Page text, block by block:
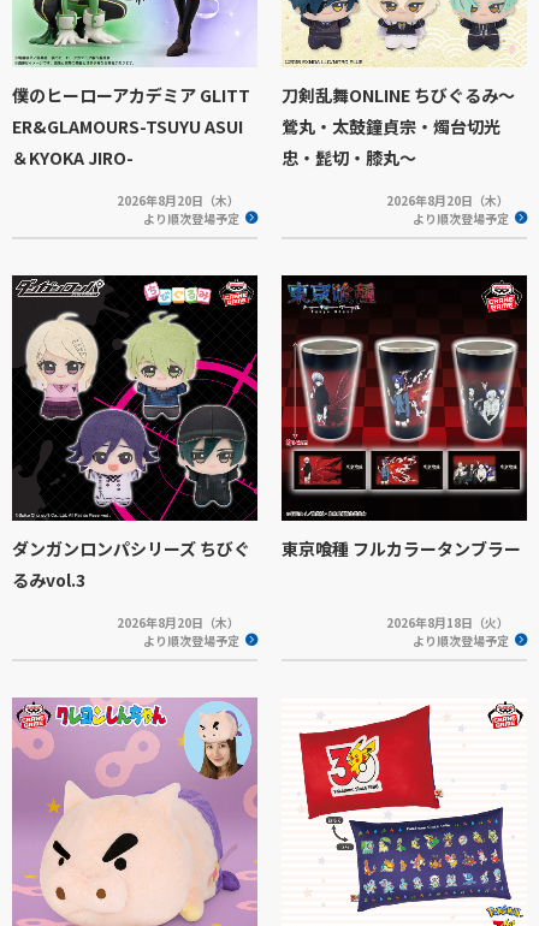
僕のヒーローアカデミア GLITT
ER&GLAMOURS-TSUYU ASUI
＆KYOKA JIRO-
2026年8月20日（木）
より順次登場予定
刀剣乱舞ONLINE ちびぐるみ～
鶯丸・太鼓鐘貞宗・燭台切光
忠・髭切・膝丸～
2026年8月20日（木）
より順次登場予定
ダンガンロンパシリーズ ちびぐ
るみvol.3
2026年8月20日（木）
より順次登場予定
東京喰種 フルカラータンブラー
2026年8月18日（火）
より順次登場予定